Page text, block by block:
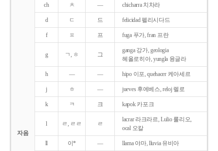
자음
ch ㅊ ― chicharra 치차라
d ㄷ 드 felicidad 펠리시다드
f ㅍ 프 fuga 푸가, fran 프란
g ㄱ, ㅎ 그
ganga 강가, geologia
헤올로히아, yungla 융글라
h ― ― hipo 이포, quehacer 케아세르
j ㅎ ― jueves 후에베스, reloj 렐로
k ㅋ 크 kapok 카포크
l ㄹ, ㄹㄹ ㄹ
lacrar 라크라르, Lulio 룰리오,
ocal 오칼
ll 이* ― llama 야마, lluvia 유비아